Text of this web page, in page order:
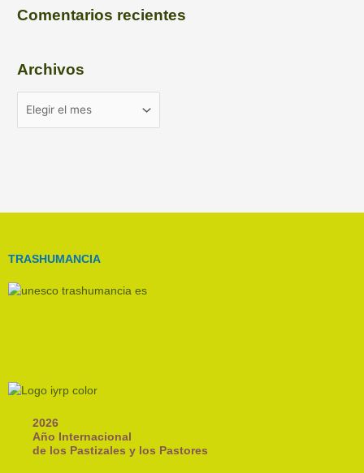
Comentarios recientes
Archivos
TRASHUMANCIA
2026
Año Internacional
de los Pastizales y los Pastores